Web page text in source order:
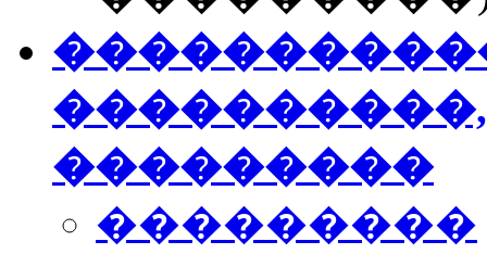
���������
���������